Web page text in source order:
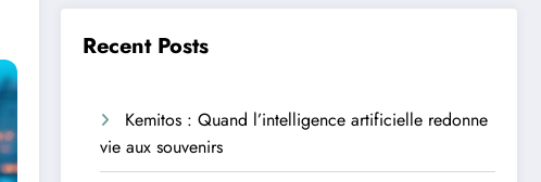
Recent Posts
Kemitos : Quand l’intelligence artificielle redonne
vie aux souvenirs